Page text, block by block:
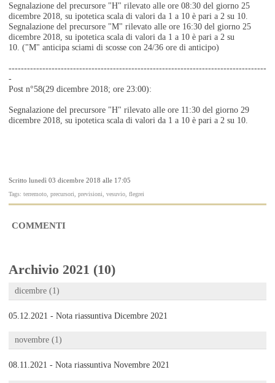
Segnalazione del precursore "H" rilevato alle ore 08:30 del giorno 25
dicembre 2018, su ipotetica scala di valori da 1 a 10 è pari a 2 su 10.
Segnalazione del precursore "M" rilevato alle ore 16:30 del giorno 25
dicembre 2018, su ipotetica scala di valori da 1 a 10 è pari a 2 su
10. ("M" anticipa sciami di scosse con 24/36 ore di anticipo)
------------------------------------------------------------------------------------
-
Post n°58(29 dicembre 2018; ore 23:00):
Segnalazione del precursore "H" rilevato alle ore 11:30 del giorno 29
dicembre 2018, su ipotetica scala di valori da 1 a 10 è pari a 2 su 10.
Scritto lunedì 03 dicembre 2018 alle 17:05
Tags: terremoto, precursori, previsioni, vesuvio, flegrei
COMMENTI
Archivio 2021 (10)
dicembre (1)
05.12.2021 - Nota riassuntiva Dicembre 2021
novembre (1)
08.11.2021 - Nota riassuntiva Novembre 2021